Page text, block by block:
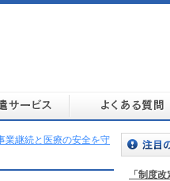
業継続と医療の安全を守
「制度